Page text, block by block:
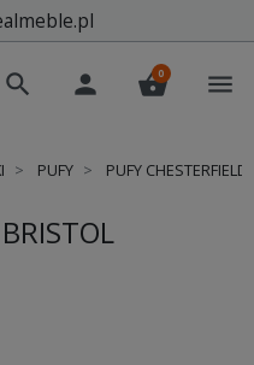
search person shopping_basket
0 menu
PUFY PUFY CHESTERFIELD